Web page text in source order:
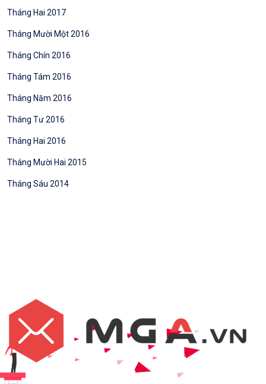
Tháng Hai 2017
Tháng Mười Một 2016
Tháng Chín 2016
Tháng Tám 2016
Tháng Năm 2016
Tháng Tư 2016
Tháng Hai 2016
Tháng Mười Hai 2015
Tháng Sáu 2014